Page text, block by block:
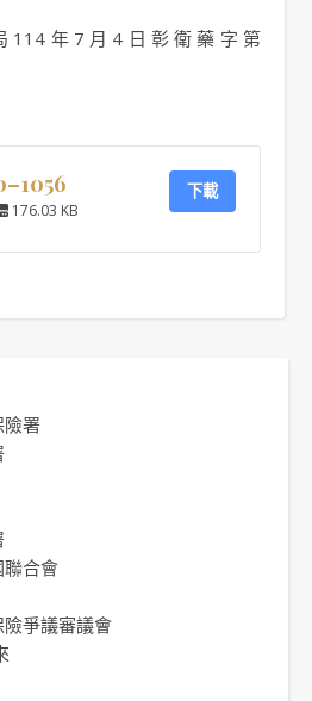
176.03 KB
下載
險署
聯合會
爭議審議會